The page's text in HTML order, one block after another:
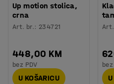
Up motion stolica,
crna
Art. br.: 234721
448,00 KM
bez PDV
U KOŠARICU
bez